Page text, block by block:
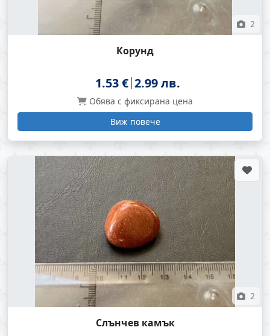
2
Корунд
1.53 € 2.99 лв.
Обява с фиксирана цена
Виж повече
2
Слънчев камък